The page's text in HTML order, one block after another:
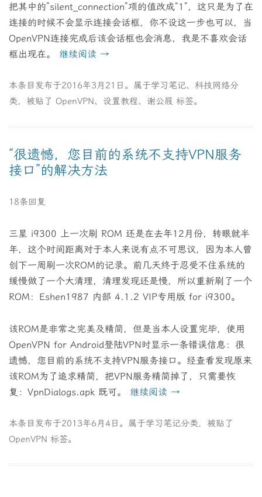
把其中的”silent_connection”项的值改成“1”，这只是为了在
连接的时候不会显示连接会话框，你不设这一步也可以，当
OpenVPN连接完成后该会话框也会消息，我是不喜欢会话
框出现在。 继续阅读 →
本条目发布于2016年3月21日 。属于学习笔记、 科技网络分
类，被贴了 OpenVPN、 设置教程、 谢公屐 标签。
“很遗憾，您目前的系统不支持VPN服务
接口”的解决方法
18条回复
三星 i9300 上一次刷 ROM 还是在去年12月份，转眼就半
年，这个时间距离对于本人来说有点不可思议，因为本人曾
创下一周刷一次ROM的记录。前几天终于忍受不住系统的
缓慢做了一个大清理，清理发现还是慢，所以重新刷了一个
ROM：Eshen1987 内部 4.1.2 VIP专用版 for i9300。
该ROM是非常之完美及精简，但是当本人设置完毕，使用
OpenVPN for Android登陆VPN时显示一条错误信息：很
遗憾，您目前的系统不支持VPN服务接口。经查看发现原来
该ROM为了追求精简，把VPN服务精简掉了，只需要恢
复：VpnDialogs.apk 既可。 继续阅读 →
本条目发布于2013年6月4日 。属于学习笔记分类，被贴了
OpenVPN 标签。